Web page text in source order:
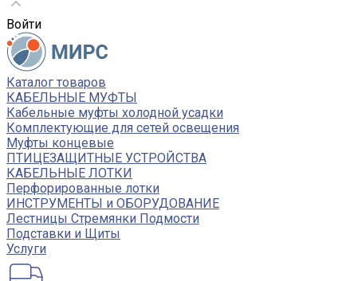
Войти
Каталог товаров
КАБЕЛЬНЫЕ МУФТЫ
Кабельные муфты холодной усадки
Комплектующие для сетей освещения
Муфты концевые
ПТИЦЕЗАЩИТНЫЕ УСТРОЙСТВА
КАБЕЛЬНЫЕ ЛОТКИ
Перфорированные лотки
ИНСТРУМЕНТЫ и ОБОРУДОВАНИЕ
Лестницы Стремянки Подмости
Подставки и Щиты
Услуги